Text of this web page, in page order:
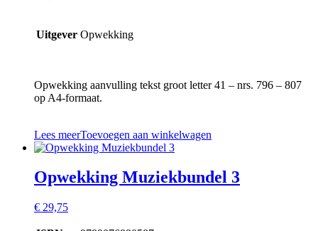
Uitgever Opwekking
Opwekking aanvulling tekst groot letter 41 – nrs. 796 – 807
op A4-formaat.
Lees meerToevoegen aan winkelwagen
Opwekking Muziekbundel 3
€ 29,75